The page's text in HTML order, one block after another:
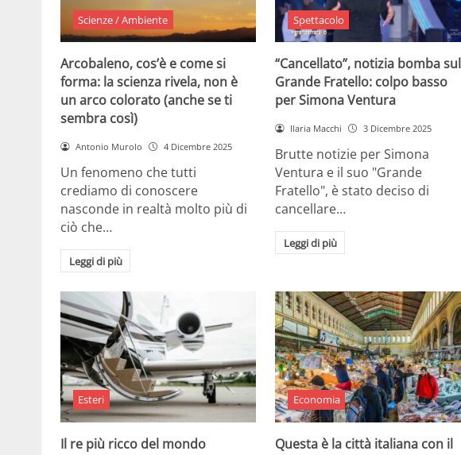
Scienze / Ambiente
Arcobaleno, cos’è e come si
forma: la scienza rivela, non è
un arco colorato (anche se ti
sembra così)
Antonio Murolo 4 Dicembre 2025
Un fenomeno che tutti
crediamo di conoscere
nasconde in realtà molto più di
ciò che…
Leggi di più
Spettacolo
“Cancellato”, notizia bomba sul
Grande Fratello: colpo basso
per Simona Ventura
Ilaria Macchi 3 Dicembre 2025
Brutte notizie per Simona
Ventura e il suo "Grande
Fratello", è stato deciso di
cancellare…
Leggi di più
Esteri
Il re più ricco del mondo
Economia
Questa è la città italiana con il